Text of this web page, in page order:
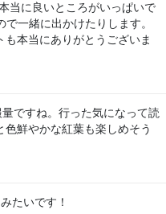
当に良いところがいっぱいで
一緒に出かけたりします。
本当にありがとうございま
ですね。行った気になって読
色鮮やかな紅葉も楽しめそう
たいです！